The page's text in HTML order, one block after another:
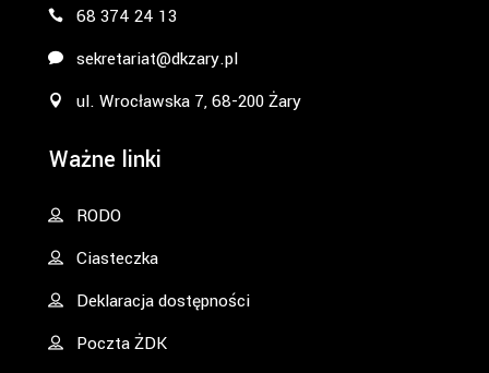
68 374 24 13
sekretariat@dkzary.pl
ul. Wrocławska 7, 68-200 Żary
Ważne linki
RODO
Ciasteczka
Deklaracja dostępności
Poczta ŻDK